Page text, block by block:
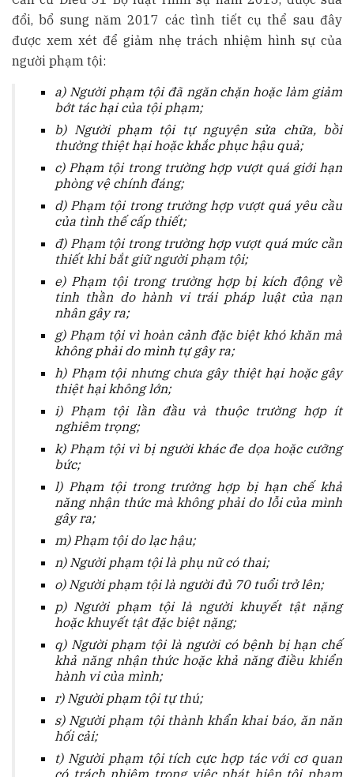
đổi, bổ sung năm 2017 các tình tiết cụ thể sau đây
được xem xét để giảm nhẹ trách nhiệm hình sự của
người phạm tội:
a) Người phạm tội đã ngăn chặn hoặc làm giảm
bớt tác hại của tội phạm;
b) Người phạm tội tự nguyện sửa chữa, bồi
thường thiệt hại hoặc khắc phục hậu quả;
c) Phạm tội trong trường hợp vượt quá giới hạn
phòng vệ chính đáng;
d) Phạm tội trong trường hợp vượt quá yêu cầu
của tình thế cấp thiết;
đ) Phạm tội trong trường hợp vượt quá mức cần
thiết khi bắt giữ người phạm tội;
e) Phạm tội trong trường hợp bị kích động về
tinh thần do hành vi trái pháp luật của nạn
nhân gây ra;
g) Phạm tội vì hoàn cảnh đặc biệt khó khăn mà
không phải do mình tự gây ra;
h) Phạm tội nhưng chưa gây thiệt hại hoặc gây
thiệt hại không lớn;
i) Phạm tội lần đầu và thuộc trường hợp ít
nghiêm trọng;
k) Phạm tội vì bị người khác đe dọa hoặc cưỡng
bức;
l) Phạm tội trong trường hợp bị hạn chế khả
năng nhận thức mà không phải do lỗi của mình
gây ra;
m) Phạm tội do lạc hậu;
n) Người phạm tội là phụ nữ có thai;
o) Người phạm tội là người đủ 70 tuổi trở lên;
p) Người phạm tội là người khuyết tật nặng
hoặc khuyết tật đặc biệt nặng;
q) Người phạm tội là người có bệnh bị hạn chế
khả năng nhận thức hoặc khả năng điều khiển
hành vi của mình;
r) Người phạm tội tự thú;
s) Người phạm tội thành khẩn khai báo, ăn năn
hối cải;
t) Người phạm tội tích cực hợp tác với cơ quan